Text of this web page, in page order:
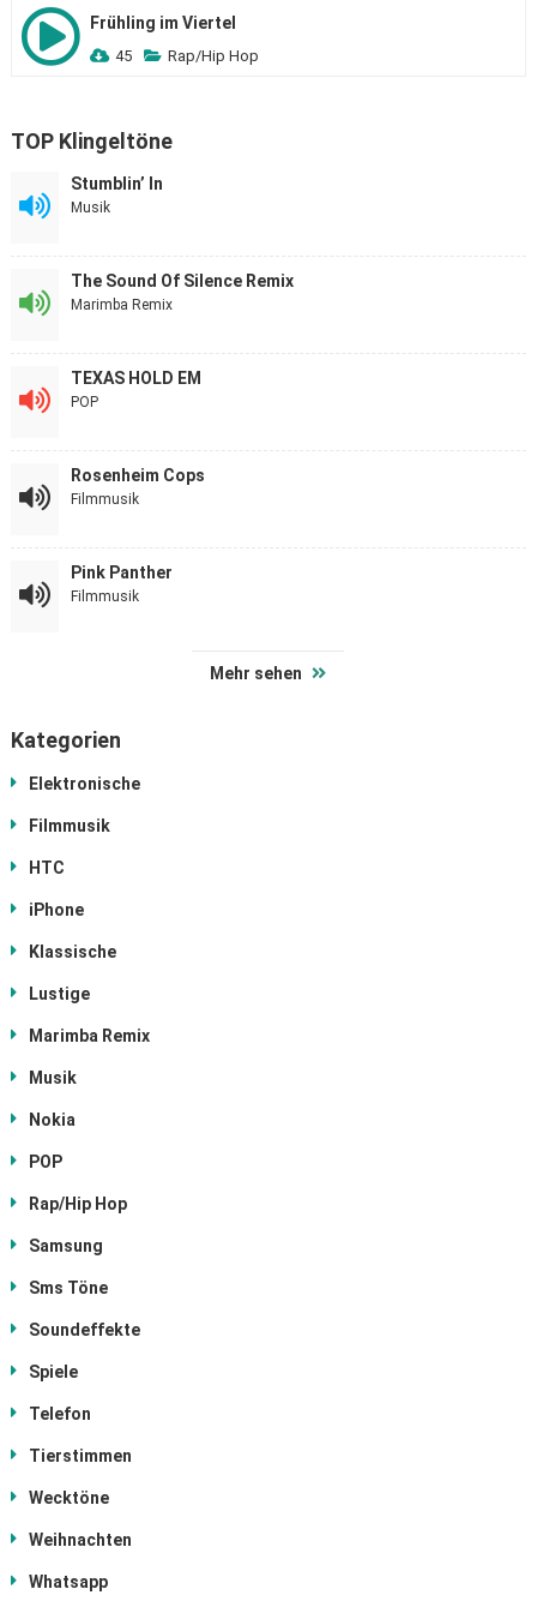
Frühling im Viertel
45 Rap/Hip Hop
TOP Klingeltöne
Stumblin’ In
Musik
The Sound Of Silence Remix
Marimba Remix
TEXAS HOLD EM
POP
Rosenheim Cops
Filmmusik
Pink Panther
Filmmusik
Mehr sehen
Kategorien
Elektronische
Filmmusik
HTC
iPhone
Klassische
Lustige
Marimba Remix
Musik
Nokia
POP
Rap/Hip Hop
Samsung
Sms Töne
Soundeffekte
Spiele
Telefon
Tierstimmen
Wecktöne
Weihnachten
Whatsapp